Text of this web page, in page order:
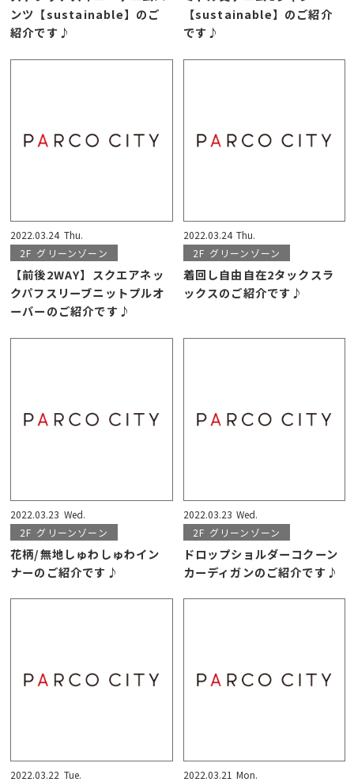
ンツ【sustainable】のご
紹介です♪
【sustainable】のご紹介
です♪
2022.03.24 Thu.
2F グリーンゾーン
【前後2WAY】スクエアネッ
クパフスリーブニットプルオ
ーバーのご紹介です♪
2022.03.24 Thu.
2F グリーンゾーン
着回し自由自在2タックスラ
ックスのご紹介です♪
2022.03.23 Wed.
2F グリーンゾーン
花柄/無地しゅわしゅわイン
ナーのご紹介です♪
2022.03.23 Wed.
2F グリーンゾーン
ドロップショルダーコクーン
カーディガンのご紹介です♪
2022.03.22 Tue.
2022.03.21 Mon.